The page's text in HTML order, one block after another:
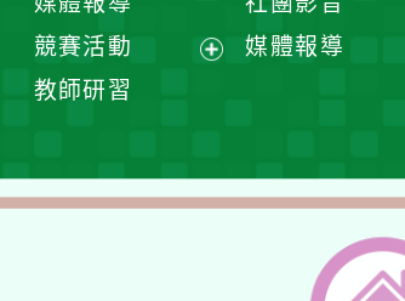
選
競賽活動
單
教師研習
媒體報導